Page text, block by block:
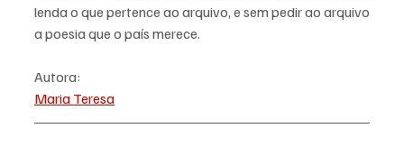
lenda o que pertence ao arquivo, e sem pedir ao arquivo
a poesia que o país merece.
Autora:
Maria Teresa